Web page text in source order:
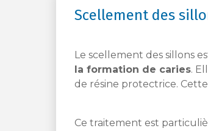
Scellement des
Le scellement des sillons
la formation de caries.
de résine protectrice.
Ce traitement est